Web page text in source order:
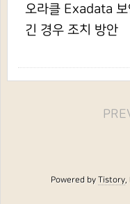
오라클 Exadata
긴 경우 조치 방안
Powered byTistory,